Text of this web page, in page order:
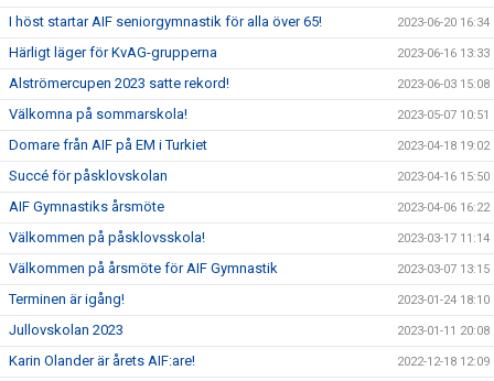
I höst startar AIF seniorgymnastik för alla över 65! 2023-06-20 16:34
Härligt läger för KvAG-grupperna 2023-06-16 13:33
Alströmercupen 2023 satte rekord! 2023-06-03 15:08
Välkomna på sommarskola! 2023-05-07 10:51
Domare från AIF på EM i Turkiet 2023-04-18 19:02
Succé för påsklovskolan 2023-04-16 15:50
AIF Gymnastiks årsmöte 2023-04-06 16:22
Välkommen på påsklovsskola! 2023-03-17 11:14
Välkommen på årsmöte för AIF Gymnastik 2023-03-07 13:15
Terminen är igång! 2023-01-24 18:10
Jullovskolan 2023 2023-01-11 20:08
Karin Olander är årets AIF:are! 2022-12-18 12:09